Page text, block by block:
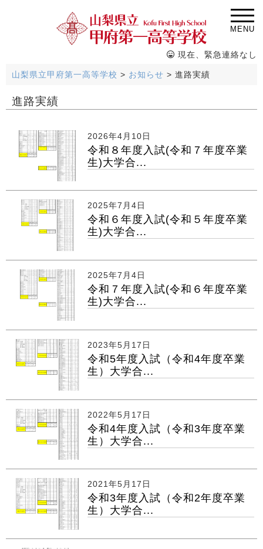
MENU
現在、緊急連絡なし
山梨県立甲府第一高等学校 > お知らせ > 進路実績
進路実績
2026年4月10日
令和８年度入試(令和７年度卒業
生)大学合...
2025年7月4日
令和６年度入試(令和５年度卒業
生)大学合...
2025年7月4日
令和７年度入試(令和６年度卒業
生)大学合...
2023年5月17日
令和5年度入試（令和4年度卒業
生）大学合...
2022年5月17日
令和4年度入試（令和3年度卒業
生）大学合...
2021年5月17日
令和3年度入試（令和2年度卒業
生）大学合...